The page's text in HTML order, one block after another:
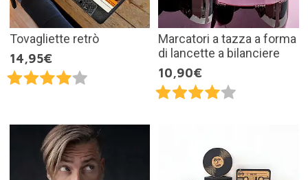
Tovagliette retrò
14,95€
Marcatori a tazza a forma
di lancette a bilanciere
10,90€